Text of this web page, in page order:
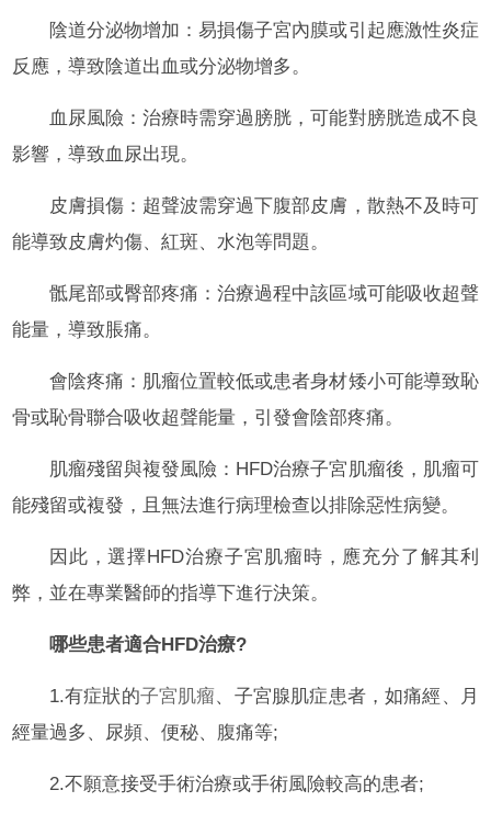
陰道分泌物增加：易損傷子宮內膜或引起應激性炎症
反應，導致陰道出血或分泌物增多。
血尿風險：治療時需穿過膀胱，可能對膀胱造成不良
影響，導致血尿出現。
皮膚損傷：超聲波需穿過下腹部皮膚，散熱不及時可
能導致皮膚灼傷、紅斑、水泡等問題。
骶尾部或臀部疼痛：治療過程中該區域可能吸收超聲
能量，導致脹痛。
會陰疼痛：肌瘤位置較低或患者身材矮小可能導致恥
骨或恥骨聯合吸收超聲能量，引發會陰部疼痛。
肌瘤殘留與複發風險：HFD治療子宮肌瘤後，肌瘤可
能殘留或複發，且無法進行病理檢查以排除惡性病變。
因此，選擇HFD治療子宮肌瘤時，應充分了解其利
弊，並在專業醫師的指導下進行決策。
哪些患者適合HFD治療?
1.有症狀的子宮肌瘤、子宮腺肌症患者，如痛經、月
經量過多、尿頻、便秘、腹痛等;
2.不願意接受手術治療或手術風險較高的患者;